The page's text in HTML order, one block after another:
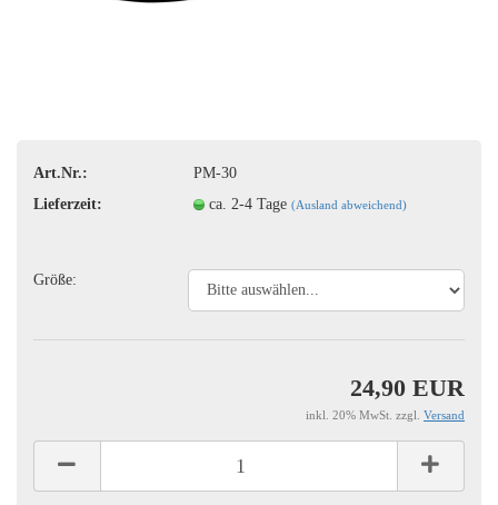
Art.Nr.:
PM-30
Lieferzeit:
ca. 2-4 Tage(Ausland abweichend)
Größe:
24,90 EUR
inkl. 20% MwSt. zzgl. Versand